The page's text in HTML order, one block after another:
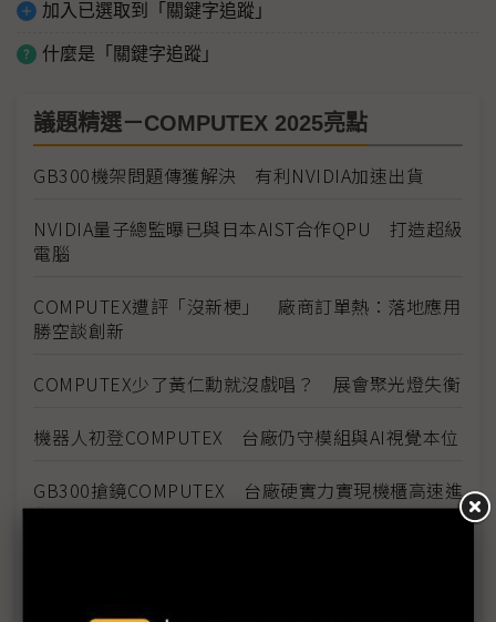
加入已選取到「關鍵字追蹤」
什麼是「關鍵字追蹤」
議題精選－COMPUTEX 2025亮點
GB300機架問題傳獲解決 有利NVIDIA加速出貨
NVIDIA量子總監曝已與日本AIST合作QPU 打造超級
電腦
COMPUTEX遭評「沒新梗」 廠商訂單熱：落地應用
勝空談創新
COMPUTEX少了黃仁勳就沒戲唱？ 展會聚光燈失衡
機器人初登COMPUTEX 台廠仍守模組與AI視覺本位
GB300搶鏡COMPUTEX 台廠硬實力實現機櫃高速進
化